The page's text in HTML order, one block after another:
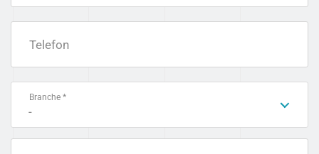
Telefon
Branche *
-